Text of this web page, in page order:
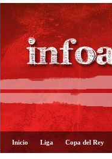
Inicio Liga Copa del Rey